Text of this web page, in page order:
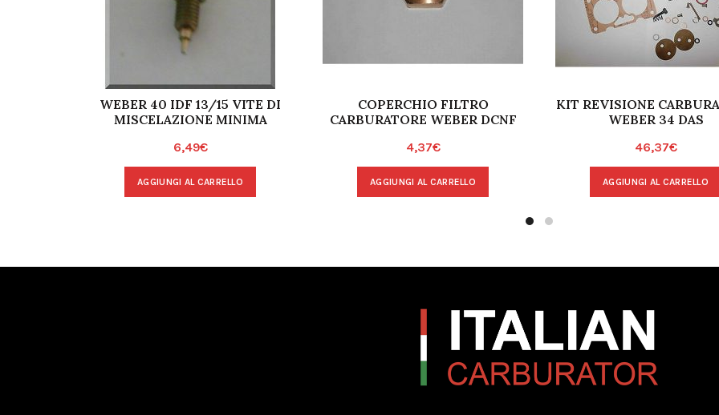
WEBER 40 IDF 13/15 VITE DI
MISCELAZIONE MINIMA
6,49€
AGGIUNGI AL CARRELLO
COPERCHIO FILTRO
CARBURATORE WEBER DCNF
4,37€
AGGIUNGI AL CARRELLO
KIT REVISIONE
WEBER 34 DAS
46,37€
AGGIUNGI AL CARRELLO